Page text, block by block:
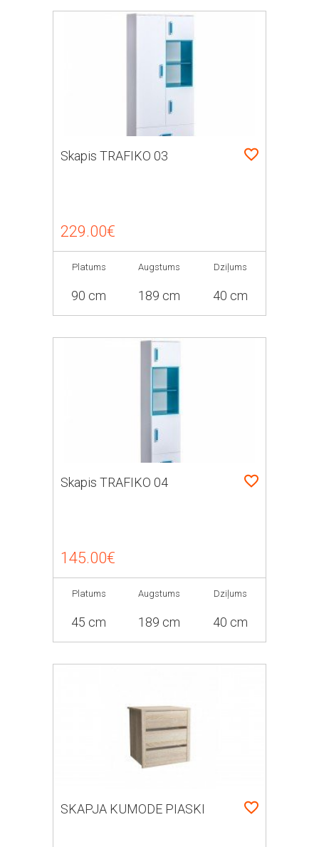
Skapis TRAFIKO 03
229.00€
Platums
90 cm
Augstums
189 cm
Dziļums
40 cm
Skapis TRAFIKO 04
145.00€
Platums
45 cm
Augstums
189 cm
Dziļums
40 cm
SKAPJA KUMODE PIASKI